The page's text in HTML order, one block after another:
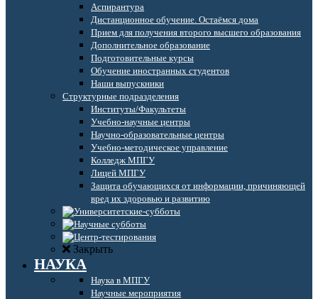
Аспирантура
Дистанционное обучение. Остаёмся дома
Прием для получения второго высшего образования
Дополнительное образование
Подготовительные курсы
Обучение иностранных студентов
Наши выпускники
Структурные подразделения
Институты/Факультеты
Учебно-научные центры
Научно-образовательные центры
Учебно-методическое управление
Колледж МПГУ
Лицей МПГУ
Защита обучающихся от информации, причиняющей
вред их здоровью и развитию
Закрыть
НАУКА
Наука в МПГУ
Научные мероприятия